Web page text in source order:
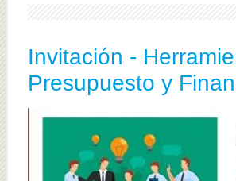
Invitación -
Presupuesto y